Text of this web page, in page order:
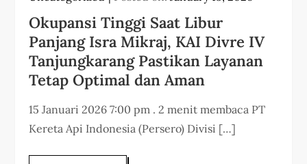
Okupansi Tinggi Saat Libur
Panjang Isra Mikraj, KAI Divre IV
Tanjungkarang Pastikan Layanan
Tetap Optimal dan Aman
15 Januari 2026 7:00 pm . 2 menit membaca PT
Kereta Api Indonesia (Persero) Divisi […]